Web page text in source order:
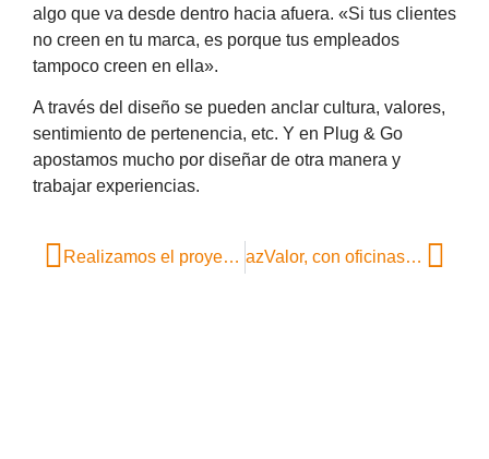
algo que va desde dentro hacia afuera. «Si tus clientes
no creen en tu marca, es porque tus empleados
tampoco creen en ella».
A través del diseño se pueden anclar cultura, valores,
sentimiento de pertenencia, etc. Y en Plug & Go
apostamos mucho por diseñar de otra manera y
trabajar experiencias.
Realizamos el proyecto de rehabilitación del edificio Agustín de Foxá 25 azValor, con oficinas de plug&go, ganadora del premio Great Place to Work